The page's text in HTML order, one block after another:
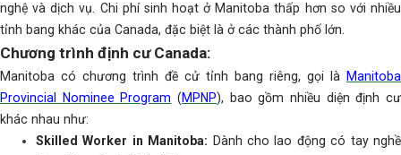
nghệ và dịch vụ. Chi phí sinh hoạt ở Manitoba thấp hơn so với nhiều
tỉnh bang khác của Canada, đặc biệt là ở các thành phố lớn.
Chương trình định cư Canada:
Manitoba có chương trình đề cử tỉnh bang riêng, gọi là Manitoba
Provincial Nominee Program (MPNP), bao gồm nhiều diện định cư
khác nhau như:
Skilled Worker in Manitoba: Dành cho lao động có tay nghề